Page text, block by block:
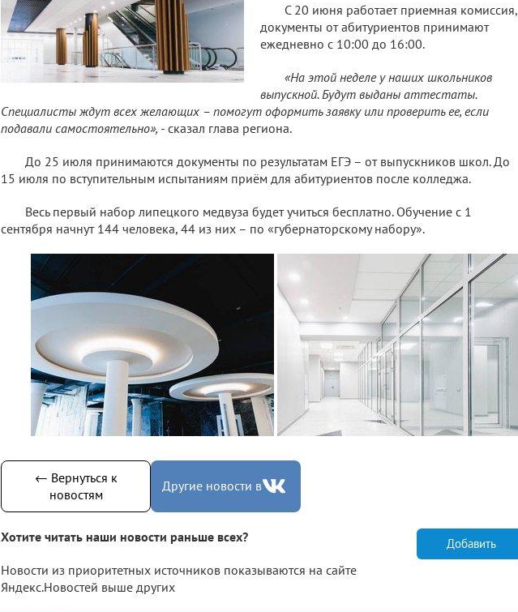
С 20 июня работает приемная комиссия,
документы от абитуриентов принимают
ежедневно с 10:00 до 16:00.
«На этой неделе у наших школьников
выпускной. Будут выданы аттестаты.
Специалисты ждут всех желающих – помогут оформить заявку или проверить ее, если
подавали самостоятельно», - сказал глава региона.
До 25 июля принимаются документы по результатам ЕГЭ – от выпускников школ. До
15 июля по вступительным испытаниям приём для абитуриентов после колледжа.
Весь первый набор липецкого медвуза будет учиться бесплатно. Обучение с 1
сентября начнут 144 человека, 44 из них – по «губернаторскому набору».
← Вернуться к
новостям
Другие новости в
Хотите читать наши новости раньше всех?
Новости из приоритетных источников показываются на сайте
Яндекс.Новостей выше других
Добавить